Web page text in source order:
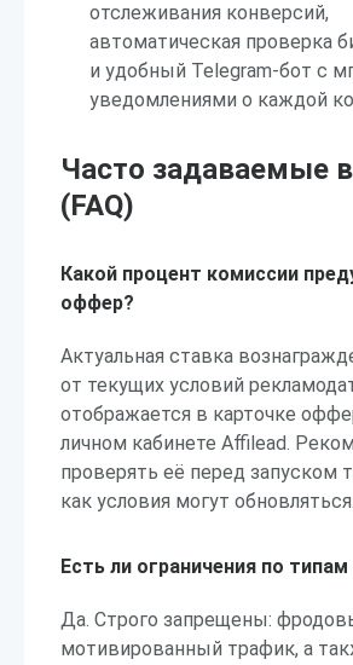
отслеживания конверсий,
автоматическая проверка
и удобный Telegram-бот с
уведомлениями о каждой
Часто задаваемые
(FAQ)
Какой процент комиссии
оффер?
Актуальная ставка
от текущих условий
отображается в карточке
личном кабинете Affilead.
проверять её перед запуском
как условия могут обновляться.
Есть ли ограничения по
Да. Строго запрещены:
мотивированный трафик, а